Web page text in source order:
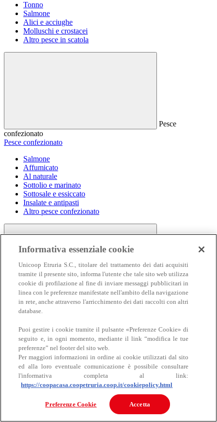
Tonno
Salmone
Alici e acciughe
Molluschi e crostacei
Altro pesce in scatola
Pesce
confezionato
Pesce confezionato
Salmone
Affumicato
Al naturale
Sottolio e marinato
Sottosale e essiccato
Insalate e antipasti
Altro pesce confezionato
Carne
Carne
Bovino
Informativa essenziale cookie
Unicoop Etruria S.C., titolare del trattamento dei dati acquisiti
tramite il presente sito, informa l'utente che tale sito web utilizza
cookie di profilazione al fine di inviare messaggi pubblicitari in
linea con le preferenze manifestate nell'ambito della navigazione
in rete, anche attraverso l'arricchimento dei dati raccolti con altri
database.
Puoi gestire i cookie tramite il pulsante «Preferenze Cookie» di
seguito e, in ogni momento, mediante il link “modifica le tue
preferenze” nel footer del sito web.
Per maggiori informazioni in ordine ai cookie utilizzati dal sito
ed alla loro eventuale comunicazione è possibile consultare
l'informativa completa al link:
https://coopacasa.coopetruria.coop.it/cookiepolicy.html
Preferenze Cookie Accetta